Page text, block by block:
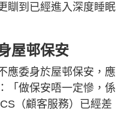
瞓到已經進入深度睡眠
屋邨保安
應委身於屋邨保安，應
「做保安唔一定慘，係
（顧客服務）已經差